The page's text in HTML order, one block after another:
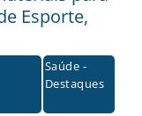
Esporte,
Saúde -
Destaques